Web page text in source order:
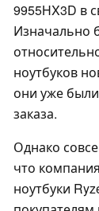
9955HX3D в
Изначально
ноутбуков
они уже
заказа.
Однако
что
ноутбуки